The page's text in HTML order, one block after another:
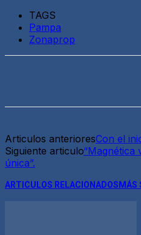
TAGS
Pampa
Zonaprop
Articulos anterioresCon el
Siguiente articulo“Magnética
única”.
ARTICULOS RELACIONADOS MÁS